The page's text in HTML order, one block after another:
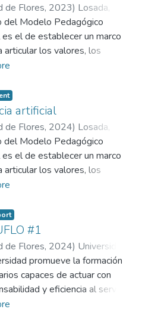
de Flores, 2023) Losada,
;Gómez Zeliz, Julieta;
; Garzaniti, Ivana
del Modelo Pedagógico
el de establecer un marco
articular los valores, los
objetivos que informan y
toda la Universidad de
artificial
de Flores, 2024) Losada,
;Gómez Zeliz, Julieta;
; Garzaniti, Ivana;Becerra,
Fabiana;Rizzo, Gabriela
del Modelo Pedagógico
el de establecer un marco
articular los valores, los
objetivos que informan y
toda la Universidad de
#1
de Flores, 2024) Universidad
promueve la formación
capaces de actuar con
y eficiencia al servicio
la investigación y el